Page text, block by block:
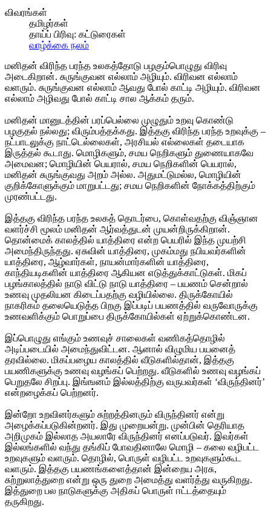
விவரங்கள்
தமிழர்கள்
தாய்ப் பிரிவு: கட்டுரைகள்
வாழ்க்கை நலம்
மனிதன் விரிந்த பரந்த உலகத்தோடு பழகும்பொழுது விரிவு
அடைகிறான். சுருங்குவன எல்லாம் அழியும். விரிவன எல்லாம்
வளரும். சுருங்குவன எல்லாம் ஆவது போல் காட்டி அழியும். விரிவன
எல்லாம் அழிவது போல் காட்டி சால ஆக்கம் தரும்.
மனிதன் மானுடத்தின் பரப்பெல்லை முழுதும் உறவு கொண்டு
பழகுதல் நல்லது; விரும்பத்தக்கது. இத்தகு விரிந்த பரந்த உறவுக்கு –
நட்பாடலுக்கு நாட்டெல்லைகள், அரசியல் எல்லைகள் தடையாக
இருத்தல் கூடாது. மொழிகளும், சமய நெறிகளும் துணையாகவே
அமைவன; மொழியின் பெயரால், சமய நெறிகளின் பெயரால்,
மனிதன் சுருங்குவது அறம் அல்ல. அதுமட்டுமல்ல, மொழியின்
குறிக்கோளுக்கும் மாறுபட்டது; சமய நெறிகளின் நோக்கத்திற்கும்
முரண்பட்டது.
இத்தகு விரிந்த பரந்த உலகத் தொடர்பை, கொள்வதற்கு விஞ்ஞான
வளர்ச்சி மூலம் மனிதன் ஆர்வத்துடன் முயன்றிருக்கிறான்.
தொன்மைக் காலத்தில் யாத்திரை என்ற பெயரில் இந்த முயற்சி
அமைந்திருந்தது. ஏசுவின் யாத்திரை, முகம்மது நபியவர்களின்
யாத்திரை, ஆழ்வார்கள், நாயன்மார்களின் யாத்திரை,
காந்தியடிகளின் யாத்திரை ஆகியன எடுத்துக்காட்டுகள். மிகப்
பழங்காலத்தில் நாடு விட்டு நாடு யாத்திரை – பயணம் சென்றால்
உணவு முதலியன கிடைப்பதற்கு வழியில்லை. திருக்கோயில்
நாகரிகம் தலையெடுத்த பிறகு இப்படிப் பயணத்தில் வருவோருக்கு
உணவளிக்கும் பொறுப்பை திருக்கோயில்கள் ஏற்றுக்கொண்டன.
இப்பொழுது எங்கும் உணவுச் சாலைகள் வணிகத்தொழில்
அடிப்படையில் அமைந்துவிட்டன. ஆனால் விழுமிய பயனைத்
தரவில்லை. மிகப்பழைய காலத்தில் வீடுகளில்தான், இத்தகு
பயணிகளுக்கு உணவு வழங்கப் பெற்றது. வீடுகளில் உணவு வழங்கப்
பெறுதலே சிறப்பு. இங்ஙனம் இல்லத்திற்கு வருபவர்கள் ‘விருந்தினர்’
என்றழைக்கப் பெற்றனர்.
இன்றோ உறவினர்களும் சுற்றத்தினரும் விருந்தினர் என்று
அழைக்கப்படுகின்றனர். இது முறையன்று. முன்பின் தெரியாத
அறிமுகம் இல்லாத அயலாரே விருந்தினர் எனப்படுவர். இவர்கள்
இல்லங்களில் வந்து தங்கிப் போவதினாலே மொழி – கலை வழிபட்ட
உறவுகளும் வளரும். தொழில், பொருள் வழிபட்ட உறவுகளும்கூட
வளரும். இத்தகு பயணங்களைத்தான் இன்றைய அரசு,
சுற்றுலாத்துறை என்று ஒரு துறை அமைத்து வளர்த்து வருகிறது.
இத்துறை பல நாடுகளுக்கு அதிகப் பொருள் ஈட்டத்தையும்
தருகிறது.